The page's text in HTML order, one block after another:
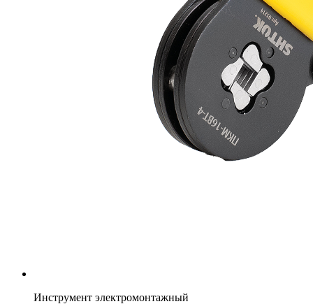
Инструмент электромонтажный